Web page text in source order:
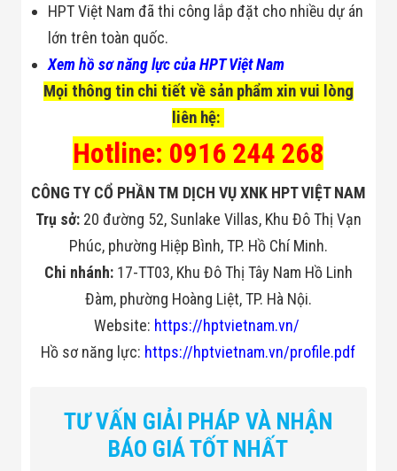
HPT Việt Nam đã thi công lắp đặt cho nhiều dự án
lớn trên toàn quốc.
Xem hồ sơ năng lực của HPT Việt Nam
Mọi thông tin chi tiết về sản phẩm xin vui lòng
liên hệ:
Hotline: 0916 244 268
CÔNG TY CỔ PHẦN TM DỊCH VỤ XNK HPT VIỆT NAM
Trụ sở: 20 đường 52, Sunlake Villas, Khu Đô Thị Vạn
Phúc, phường Hiệp Bình, TP. Hồ Chí Minh.
Chi nhánh:17-TT03, Khu Đô Thị Tây Nam Hồ Linh
Đàm, phường Hoàng Liệt, TP. Hà Nội.
Website: https://hptvietnam.vn/
Hồ sơ năng lực: https://hptvietnam.vn/profile.pdf
TƯ VẤN GIẢI PHÁP VÀ NHẬN
BÁO GIÁ TỐT NHẤT